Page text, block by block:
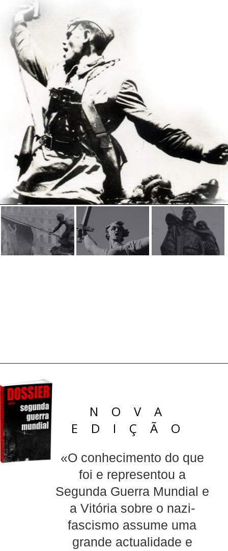
NOVA
EDIÇÃO
«O conhecimento do que
foi e representou a
Segunda Guerra Mundial e
a Vitória sobre o nazi-
fascismo assume uma
grande actualidade e